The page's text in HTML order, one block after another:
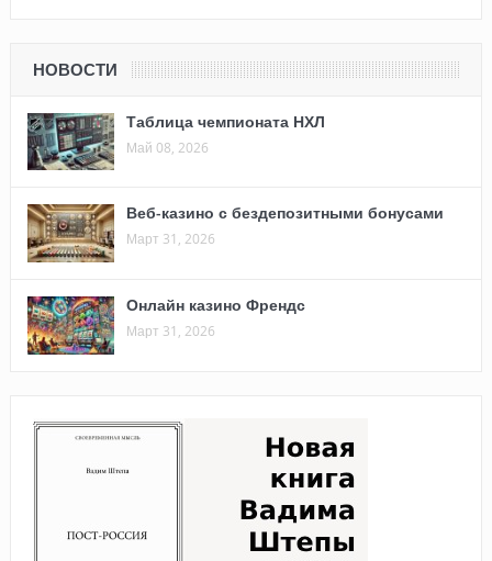
НОВОСТИ
Таблица чемпионата НХЛ
Май 08, 2026
Веб-казино с бездепозитными бонусами
Март 31, 2026
Онлайн казино Френдс
Март 31, 2026